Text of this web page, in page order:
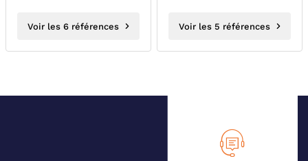
Voir les 6 références Voir les 5 références